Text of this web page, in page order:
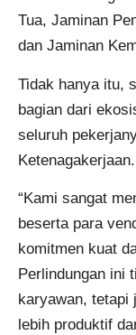
Tua, Jaminan
dan Jaminan
Tidak hanya itu,
bagian dari
seluruh
Ketenagakerjaan.
“Kami sangat
beserta para
komitmen kuat
Perlindungan ini
karyawan, tetapi
lebih produktif